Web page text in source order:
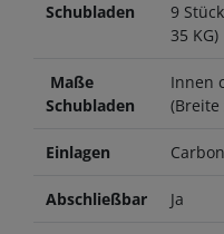
Schubladen
9
35
Maße
Schubladen
Innen
(Breite
Einlagen
Abschließbar Ja